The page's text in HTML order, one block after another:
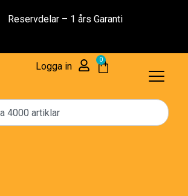
Reservdelar – 1 års Garanti
Logga in
0